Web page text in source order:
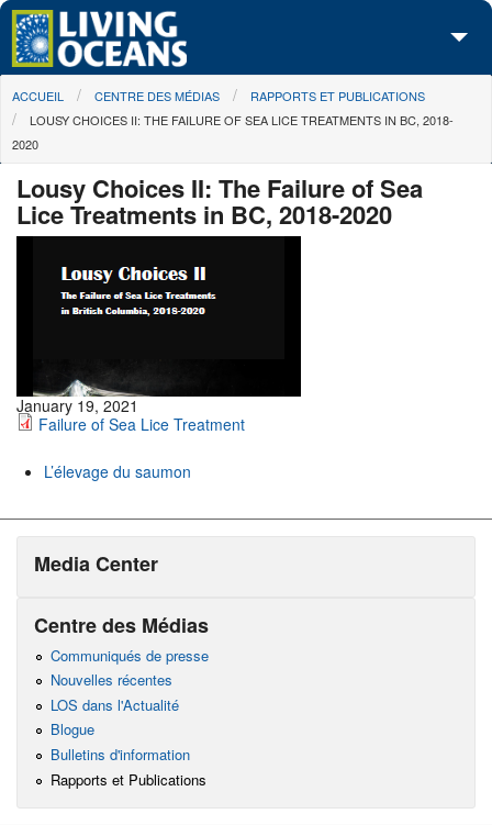
Skip to main content
À propos de nous
Nos campagnes
Centre des Médias
Passez à l'action
You are here
ACCUEIL CENTRE DES MÉDIAS
RAPPORTS ET PUBLICATIONS
LOUSY CHOICES II: THE FAILURE OF SEA LICE TREATMENTS IN BC, 2018-
2020
Lousy Choices II: The Failure of Sea
Lice Treatments in BC, 2018-2020
January 19, 2021
Failure of Sea Lice Treatment
L’élevage du saumon
Media Center
Centre des Médias
Communiqués de presse
Nouvelles récentes
LOS dans l'Actualité
Blogue
Bulletins d'information
Rapports et Publications